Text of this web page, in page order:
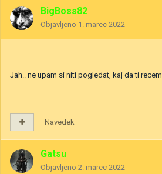
BigBoss82
Objavljeno 1. marec 2022
Jah.. ne upam si niti pogledat, kaj da ti recem
Navedek
Gatsu
Objavljeno 2. marec 2022